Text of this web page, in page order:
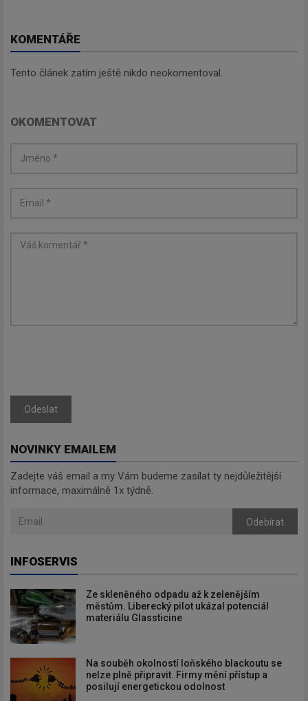
KOMENTÁŘE
Tento článek zatím ještě nikdo neokomentoval.
OKOMENTOVAT
Odeslat
NOVINKY EMAILEM
Zadejte váš email a my Vám budeme zasílat ty nejdůležitější
informace, maximálně 1x týdně.
Odebírat
INFOSERVIS
Ze skleněného odpadu až k zelenějším
městům. Liberecký pilot ukázal potenciál
materiálu Glassticine
Na souběh okolností loňského blackoutu se
nelze plně připravit. Firmy mění přístup a
posilují energetickou odolnost